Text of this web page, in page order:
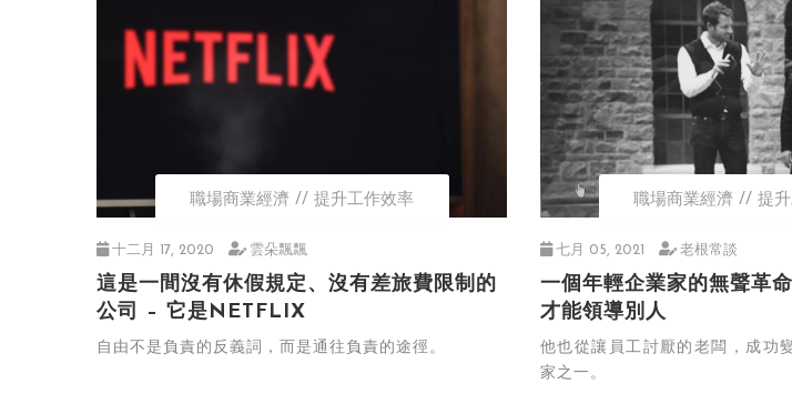
職場商業經濟 提升工作效率
十二月 17, 2020 雲朵飄飄
這是一間沒有休假規定、沒有差旅費限制的
公司 – 它是NETFLIX
自由不是負責的反義詞，而是通往負責的途徑。
職場商業經濟 提
七月 05, 2021 老根常談
一個年輕企業家的無聲革
才能領導別人
他也從讓員工討厭的老闆，成功
家之一。